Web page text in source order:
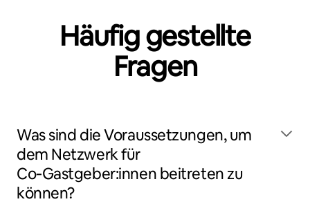
Häufig gestellte
Fragen
Was sind die Voraussetzungen, um
dem Netzwerk für
Co‑Gastgeber:innen beitreten zu
können?